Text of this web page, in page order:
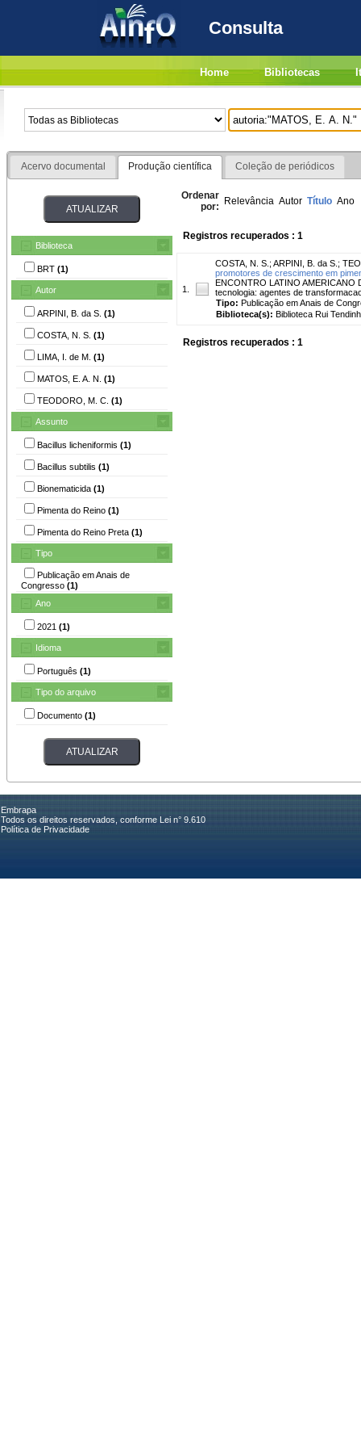
Consulta
Home Bibliotecas
Acervo documental Produção científica Coleção de periódicos
Biblioteca
BRT (1)
Autor
ARPINI, B. da S. (1)
COSTA, N. S. (1)
LIMA, I. de M. (1)
MATOS, E. A. N. (1)
TEODORO, M. C. (1)
Assunto
Bacillus licheniformis (1)
Bacillus subtilis (1)
Bionematicida (1)
Pimenta do Reino (1)
Pimenta do Reino Preta (1)
Tipo
Publicação em Anais de
Congresso (1)
Ano
2021 (1)
Idioma
Português (1)
Tipo do arquivo
Documento (1)
Ordenar
por: Relevância Autor Título Ano
Registros recuperados : 1
1.
COSTA, N. S. ; ARPINI, B. da S. ;
promotores de crescimento em
ENCONTRO LATINO AMERICANO
tecnologia: agentes de
Tipo: Publicação em Anais de
Biblioteca(s): Biblioteca Rui
Registros recuperados : 1
Embrapa
Todos os direitos reservados, conforme Lei n° 9.610
Política de Privacidade